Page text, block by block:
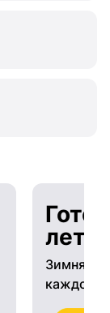
Зимняя
каждому